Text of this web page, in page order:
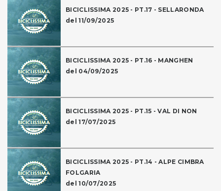
BICICLISSIMA 2025 - PT.17 - SELLARONDA
del 11/09/2025
BICICLISSIMA 2025 - PT.16 - MANGHEN
del 04/09/2025
BICICLISSIMA 2025 - PT.15 - VAL DI NON
del 17/07/2025
BICICLISSIMA 2025 - PT.14 - ALPE CIMBRA
FOLGARIA
del 10/07/2025